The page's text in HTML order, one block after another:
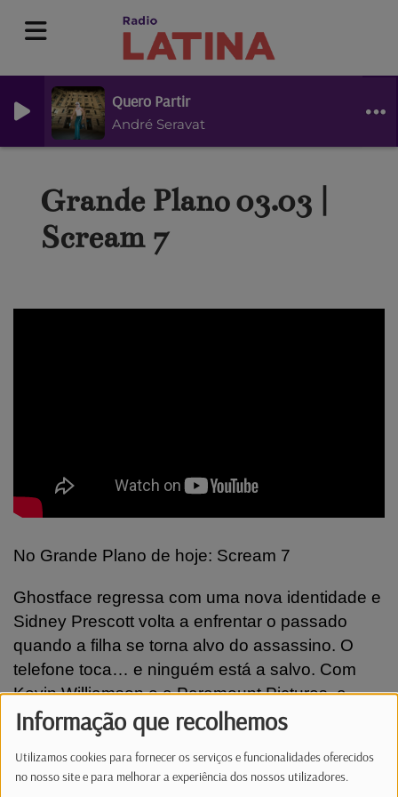
Informação que recolhemos
Utilizamos cookies para fornecer os serviços e funcionalidades oferecidos
no nosso site e para melhorar a experiência dos nossos utilizadores.
Quero Partir
André Seravat
Grande Plano 03.03 |
Scream 7
No Grande Plano de hoje: Scream 7
Ghostface regressa com uma nova identidade e
Sidney Prescott volta a enfrentar o passado
quando a filha se torna alvo do assassino. O
telefone toca… e ninguém está a salvo. Com
Kevin Williamson e a Paramount Pictures, a
saga promete recuperar a essência que
conquistou os fãs. Também sugerimos:
Dust — 24 horas para salvar um império.